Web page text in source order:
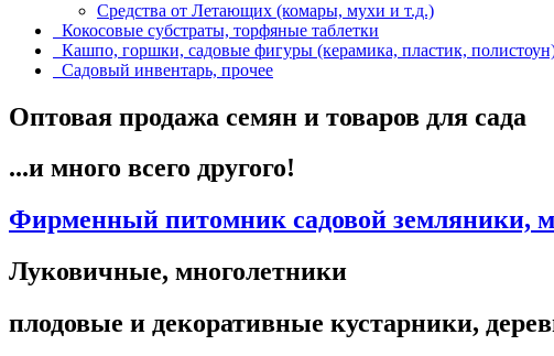
Средства от Летающих (комары, мухи и т.д.)
Кокосовые субстраты, торфяные таблетки
Кашпо, горшки, садовые фигуры (керамика, пластик,
Садовый инвентарь, прочее
Оптовая продажа семян и товаров для сада
...и много всего другого!
Фирменный питомник садовой земляники,
Луковичные, многолетники
плодовые и декоративные кустарники,